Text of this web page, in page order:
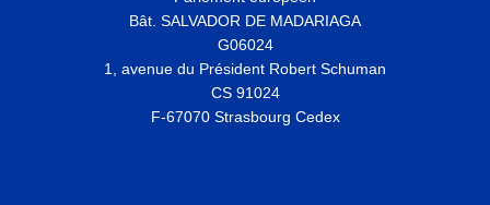
Bât. SALVADOR DE MADARIAGA
G06024
1, avenue du Président Robert Schuman
CS 91024
F-67070 Strasbourg Cedex